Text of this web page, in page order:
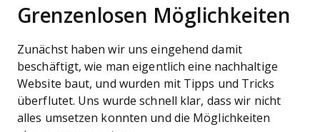
Grenzenlosen Möglichkeiten
Zunächst haben wir uns eingehend damit
beschäftigt, wie man eigentlich eine nachhaltige
Website baut, und wurden mit Tipps und Tricks
überflutet. Uns wurde schnell klar, dass wir nicht
alles umsetzen konnten und die Möglichkeiten